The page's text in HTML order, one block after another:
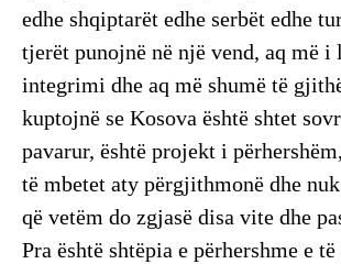
edhe shqiptarët edhe serbët edhe
tjerët punojnë në një vend, aq më i
integrimi dhe aq më shumë të
kuptojnë se Kosova është shtet
pavarur, është projekt i
të mbetet aty përgjithmonë dhe
që vetëm do zgjasë disa vite dhe
Pra është shtëpia e përhershme e